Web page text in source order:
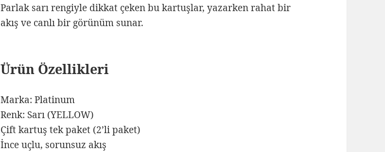
Parlak sarı rengiyle dikkat çeken bu kartuşlar, yazarken rahat bir
akış ve canlı bir görünüm sunar.
Ürün Özellikleri
Marka: Platinum
Renk: Sarı (YELLOW)
Çift kartuş tek paket (2’li paket)
İnce uçlu, sorunsuz akış